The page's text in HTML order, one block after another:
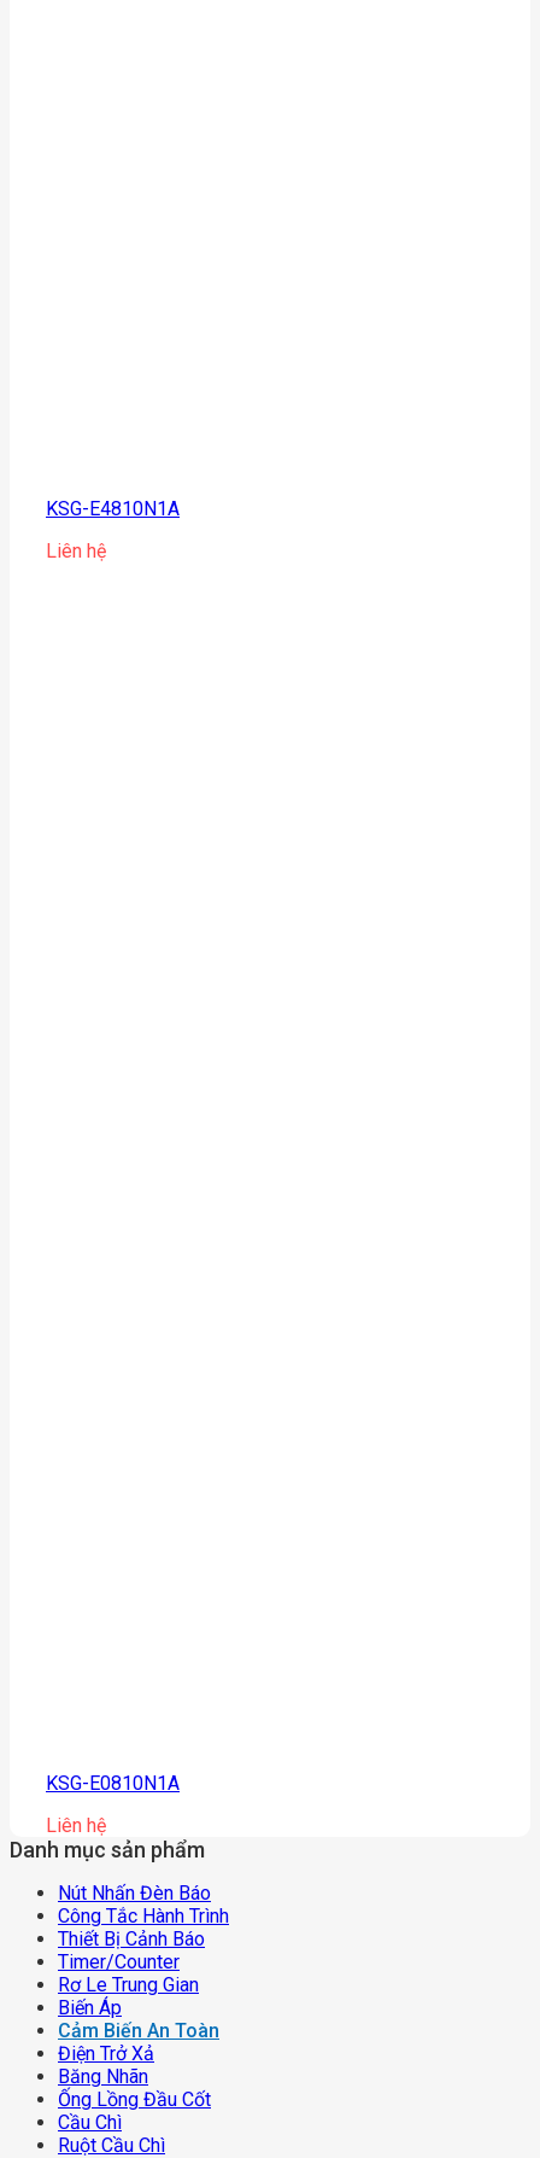
KSG-E4810N1A
Liên hệ
KSG-E0810N1A
Liên hệ
Danh mục sản phẩm
Nút Nhấn Đèn Báo
Công Tắc Hành Trình
Thiết Bị Cảnh Báo
Timer/counter
Rơ Le Trung Gian
Biến Áp
Cảm Biến An Toàn
Điện Trở Xả
Băng Nhãn
Ống Lồng Đầu Cốt
Cầu Chì
Ruột Cầu Chì